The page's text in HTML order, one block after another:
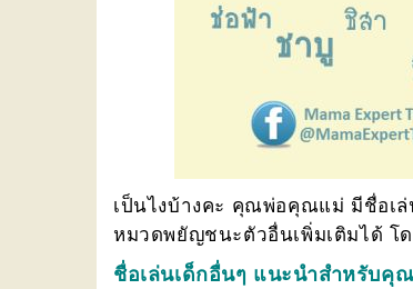
เป็นไงบ้างคะ คุณพ่อคุณแม่ มีชื่อเ
หมวดพยัญชนะตัวอื่นเพิ่มเติมได้ โ
ชื่อเล่นเด็กอื่นๆ แนะนำสำหรับคุ